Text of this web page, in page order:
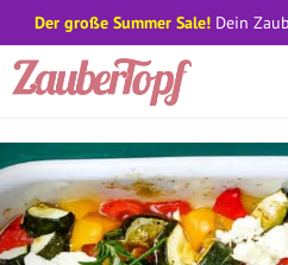
Zum
Inhalt
Der große Summer Sale!Dein